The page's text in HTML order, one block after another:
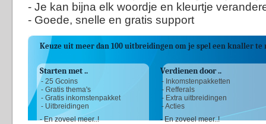
- Je kan bijna elk woordje en kleurtje
- Goede, snelle en gratis support
Keuze uit meer dan 100 uitbreidingen om je spel een knaller te
Starten met ..
- 25 Gcoins
- Gratis thema's
- Gratis inkomstenpakket
- Uitbreidingen
- En zoveel meer..!
Verdienen door ..
- Inkomstenpakketten
- Refferals
- Extra uitbreidingen
- Acties
- En zoveel meer..!